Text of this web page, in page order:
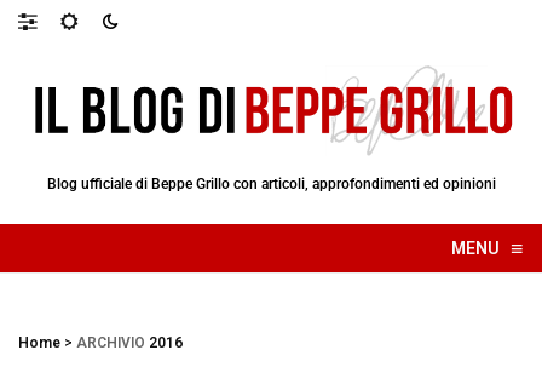
Blog ufficiale di Beppe Grillo con articoli, approfondimenti ed opinioni
MENU ≡
☰
Home > ARCHIVIO 2016